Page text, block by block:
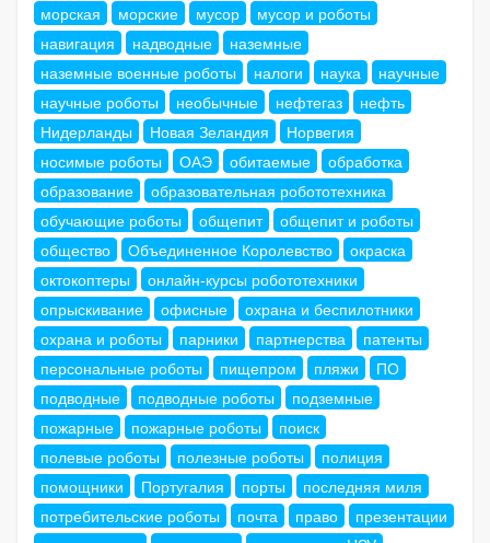
морская
морские мусор
мусор и роботы
навигация
надводные
наземные
наземные военные роботы
налоги наука
научные
научные роботы
необычные нефтегаз
нефть
Нидерланды
Новая Зеландия
Норвегия
носимые роботы
ОАЭ обитаемые
обработка
образование
образовательная робототехника
обучающие роботы
общепит
общепит и роботы
общество
Объединенное Королевство
окраска
октокоптеры
онлайн-курсы робототехники
опрыскивание
офисные
охрана и беспилотники
охрана и роботы
парники партнерства
патенты
персональные роботы
пищепром пляжи
ПО
подводные
подводные роботы
подземные
пожарные
пожарные роботы
поиск
полевые роботы
полезные роботы
полиция
помощники
Португалия порты
последняя миля
потребительские роботы
почта право
презентации